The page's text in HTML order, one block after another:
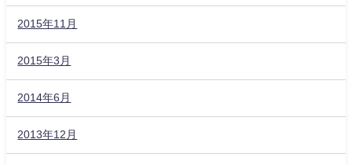
2015年11月
2015年3月
2014年6月
2013年12月